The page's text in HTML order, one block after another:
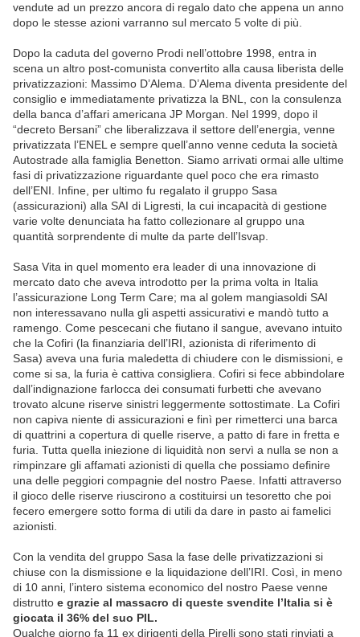
vendute ad un prezzo ancora di regalo dato che appena un anno
dopo le stesse azioni varranno sul mercato 5 volte di più.
Dopo la caduta del governo Prodi nell’ottobre 1998, entra in
scena un altro post-comunista convertito alla causa liberista delle
privatizzazioni: Massimo D’Alema. D’Alema diventa presidente del
consiglio e immediatamente privatizza la BNL, con la consulenza
della banca d’affari americana JP Morgan. Nel 1999, dopo il
“decreto Bersani” che liberalizzava il settore dell’energia, venne
privatizzata l’ENEL e sempre quell’anno venne ceduta la società
Autostrade alla famiglia Benetton. Siamo arrivati ormai alle ultime
fasi di privatizzazione riguardante quel poco che era rimasto
dell’ENI. Infine, per ultimo fu regalato il gruppo Sasa
(assicurazioni) alla SAI di Ligresti, la cui incapacità di gestione
varie volte denunciata ha fatto collezionare al gruppo una
quantità sorprendente di multe da parte dell’Isvap.
Sasa Vita in quel momento era leader di una innovazione di
mercato dato che aveva introdotto per la prima volta in Italia
l’assicurazione Long Term Care; ma al golem mangiasoldi SAI
non interessavano nulla gli aspetti assicurativi e mandò tutto a
ramengo. Come pescecani che fiutano il sangue, avevano intuito
che la Cofiri (la finanziaria dell’IRI, azionista di riferimento di
Sasa) aveva una furia maledetta di chiudere con le dismissioni, e
come si sa, la furia è cattiva consigliera. Cofiri si fece abbindolare
dall’indignazione farlocca dei consumati furbetti che avevano
trovato alcune riserve sinistri leggermente sottostimate. La Cofiri
non capiva niente di assicurazioni e finì per rimetterci una barca
di quattrini a copertura di quelle riserve, a patto di fare in fretta e
furia. Tutta quella iniezione di liquidità non servì a nulla se non a
rimpinzare gli affamati azionisti di quella che possiamo definire
una delle peggiori compagnie del nostro Paese. Infatti attraverso
il gioco delle riserve riuscirono a costituirsi un tesoretto che poi
fecero emergere sotto forma di utili da dare in pasto ai famelici
azionisti.
Con la vendita del gruppo Sasa la fase delle privatizzazioni si
chiuse con la dismissione e la liquidazione dell’IRI. Così, in meno
di 10 anni, l’intero sistema economico del nostro Paese venne
distrutto e grazie al massacro di queste svendite l’Italia si è
giocata il 36% del suo PIL.
Qualche giorno fa 11 ex dirigenti della Pirelli sono stati rinviati a